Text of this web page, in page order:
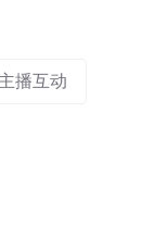
播互动